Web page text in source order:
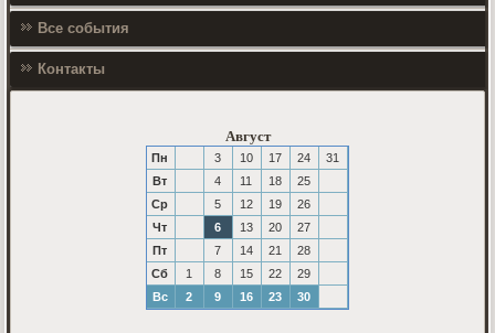
Все события
Контакты
Август
Пн 3 10 17 24
31
Вт
4 11 18
25
Ср
5 12 19
26
Чт
6 13 20
27
Пт
7 14 21
28
Сб
1 8 15 22
29
Вс
2 9 16 23 30